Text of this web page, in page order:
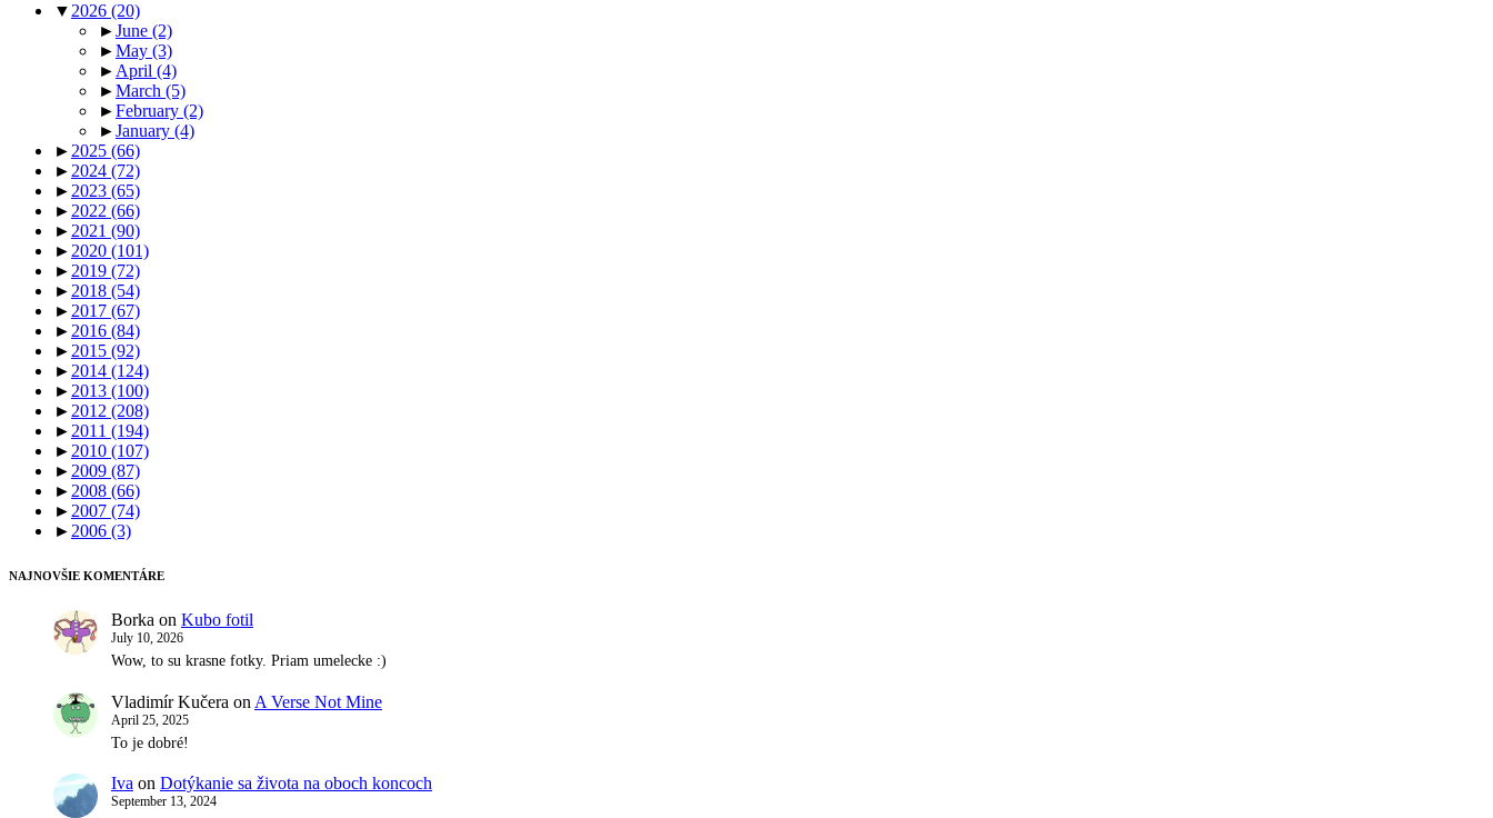
▼ 2026 (20)
►June (2)
►May (3)
► April (4)
►March (5)
►February (2)
►January (4)
► 2025 (66)
► 2024 (72)
► 2023 (65)
► 2022 (66)
► 2021 (90)
► 2020 (101)
► 2019 (72)
► 2018 (54)
► 2017 (67)
► 2016 (84)
► 2015 (92)
► 2014 (124)
► 2013 (100)
► 2012 (208)
► 2011 (194)
► 2010 (107)
► 2009 (87)
► 2008 (66)
► 2007 (74)
► 2006 (3)
NAJNOVŠIE KOMENTÁRE
Borka on Kubo fotil
July 10, 2026
Wow, to su krasne fotky. Priam umelecke :)
Vladimír Kučera on A Verse Not Mine
April 25, 2025
To je dobré!
Iva on Dotýkanie sa života na oboch koncoch
September 13, 2024